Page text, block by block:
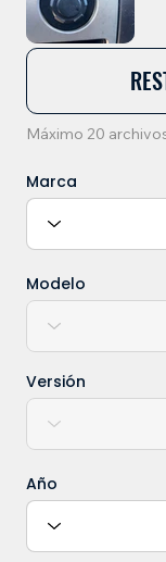
Máximo 20
Marca
Modelo
Versión
Año